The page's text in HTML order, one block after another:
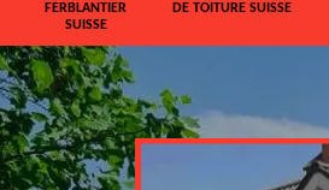
FERBLANTIER
SUISSE
DE TOITURE SUISSE